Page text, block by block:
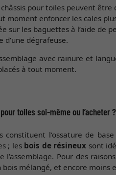
pour toiles peuvent
moment enfoncer les cales
sur les baguettes à l’aide de
d’une dégrafeuse.
avec rainure et
à tout moment.
toiles soi-même ou l’acheter ?
constituent l’ossature de
; les bois de résineux sont
l’assemblage. Pour des
mélangé, et encore moins